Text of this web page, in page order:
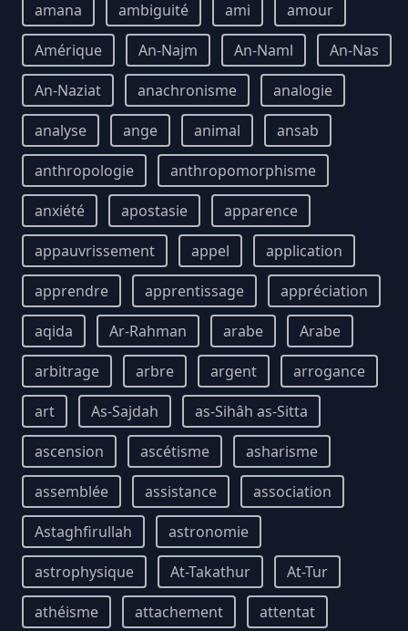
amana
ambiguité ami
amour
Amérique
An-Najm An-Naml
An-Nas
An-Naziat
anachronisme
analogie
analyse
ange animal
ansab
anthropologie
anthropomorphisme
anxiété
apostasie
apparence
appauvrissement
appel
application
apprendre
apprentissage
appréciation
aqida
Ar-Rahman arabe
Arabe
arbitrage
arbre argent
arrogance
art
As-Sajdah
as-Sihâh as-Sitta
ascension
ascétisme
asharisme
assemblée
assistance
association
Astaghfirullah
astronomie
astrophysique
At-Takathur
At-Tur
athéisme
attachement
attentat